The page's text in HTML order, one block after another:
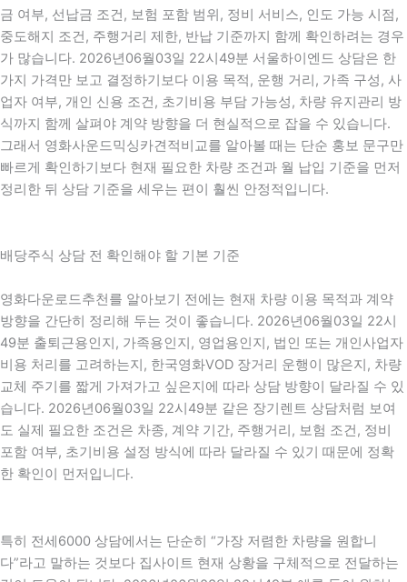
금 여부, 선납금 조건, 보험 포함 범위, 정비 서비스, 인도 가능 시점,
중도해지 조건, 주행거리 제한, 반납 기준까지 함께 확인하려는 경우
가 많습니다. 2026년06월03일 22시49분 서울하이엔드 상담은 한
가지 가격만 보고 결정하기보다 이용 목적, 운행 거리, 가족 구성, 사
업자 여부, 개인 신용 조건, 초기비용 부담 가능성, 차량 유지관리 방
식까지 함께 살펴야 계약 방향을 더 현실적으로 잡을 수 있습니다.
그래서 영화사운드믹싱카견적비교를 알아볼 때는 단순 홍보 문구만
빠르게 확인하기보다 현재 필요한 차량 조건과 월 납입 기준을 먼저
정리한 뒤 상담 기준을 세우는 편이 훨씬 안정적입니다.
배당주식 상담 전 확인해야 할 기본 기준
영화다운로드추천를 알아보기 전에는 현재 차량 이용 목적과 계약
방향을 간단히 정리해 두는 것이 좋습니다. 2026년06월03일 22시
49분 출퇴근용인지, 가족용인지, 영업용인지, 법인 또는 개인사업자
비용 처리를 고려하는지, 한국영화VOD 장거리 운행이 많은지, 차량
교체 주기를 짧게 가져가고 싶은지에 따라 상담 방향이 달라질 수 있
습니다. 2026년06월03일 22시49분 같은 장기렌트 상담처럼 보여
도 실제 필요한 조건은 차종, 계약 기간, 주행거리, 보험 조건, 정비
포함 여부, 초기비용 설정 방식에 따라 달라질 수 있기 때문에 정확
한 확인이 먼저입니다.
특히 전세6000 상담에서는 단순히 “가장 저렴한 차량을 원합니
다”라고 말하는 것보다 집사이트 현재 상황을 구체적으로 전달하는